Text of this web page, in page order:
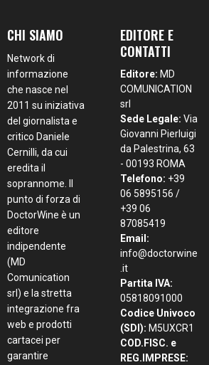
CHI SIAMO
Network di
informazione
che nasce nel
2011 su iniziativa
del giornalista e
critico Daniele
Cernilli, da cui
eredita il
soprannome. Il
punto di forza di
DoctorWine è un
editore
indipendente
(MD
Comunication
srl) e la stretta
integrazione fra
web e prodotti
cartacei per
garantire
EDITORE E
CONTATTI
Editore: MD
COMUNICATION
srl
Sede Legale: Via
Giovanni Pierluigi
da Palestrina, 63
- 00193 ROMA
Telefono: +39
06 5895156 /
+39 06
87085419
Email:
info@doctorwine
.it
Partita IVA:
05818091000
Codice Univoco
(SDI): M5UXCR1
COD.FISC. e
REG.IMPRESE: